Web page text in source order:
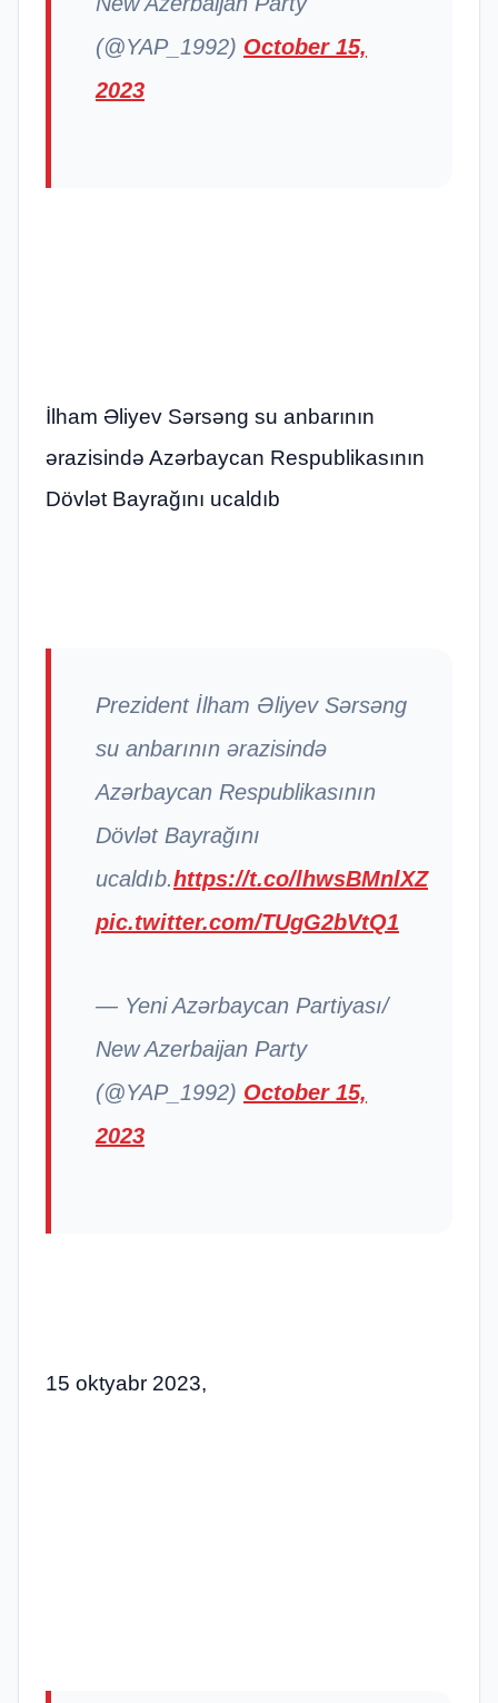
(@YAP_1992) October 15,
2023
İlham Əliyev Sərsəng su anbarının
ərazisində Azərbaycan Respublikasının
Dövlət Bayrağını ucaldıb
Prezident İlham Əliyev Sərsəng
su anbarının ərazisində
Azərbaycan Respublikasının
Dövlət Bayrağını
ucaldıb.https://t.co/lhwsBMnlXZ
pic.twitter.com/TUgG2bVtQ1
— Yeni Azərbaycan Partiyası/
New Azerbaijan Party
(@YAP_1992) October 15,
2023
15 oktyabr 2023,